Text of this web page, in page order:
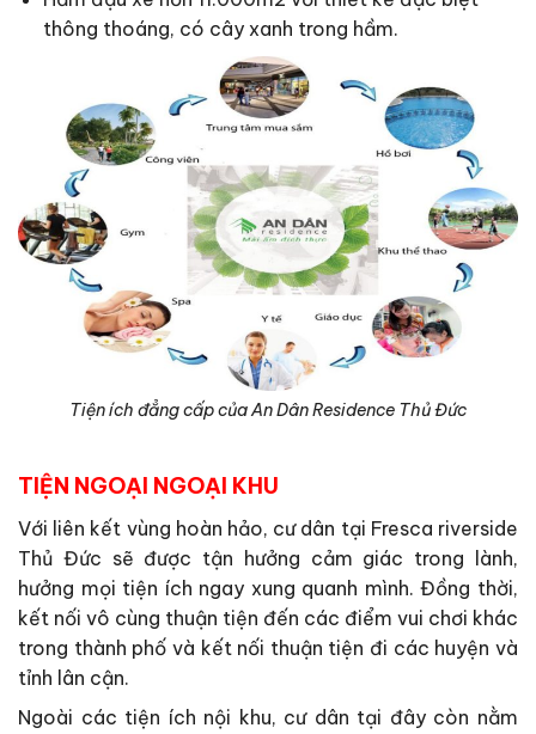
thông thoáng, có cây xanh trong hầm.
Tiện ích đẳng cấp của An Dân Residence Thủ Đức
TIỆN NGOẠI NGOẠI KHU
Với liên kết vùng hoàn hảo, cư dân tại Fresca riverside
Thủ Đức sẽ được tận hưởng cảm giác trong lành,
hưởng mọi tiện ích ngay xung quanh mình. Đồng thời,
kết nối vô cùng thuận tiện đến các điểm vui chơi khác
trong thành phố và kết nối thuận tiện đi các huyện và
tỉnh lân cận.
Ngoài các tiện ích nội khu, cư dân tại đây còn nằm